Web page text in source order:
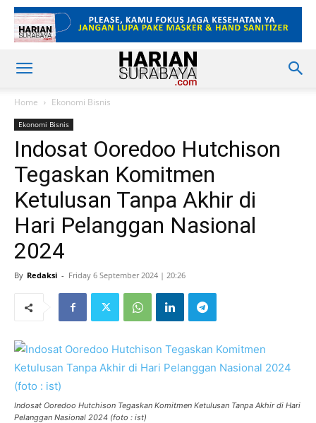
Home Ekonomi Bisnis
Ekonomi Bisnis
Indosat Ooredoo Hutchison
Tegaskan Komitmen
Ketulusan Tanpa Akhir di
Hari Pelanggan Nasional
2024
By Redaksi - Friday 6 September 2024 | 20:26
Indosat Ooredoo Hutchison Tegaskan Komitmen Ketulusan Tanpa Akhir di Hari
Pelanggan Nasional 2024 (foto : ist)